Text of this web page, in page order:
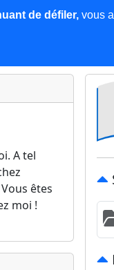
Base de données
A tel
êtes
moi !
de défiler,vous